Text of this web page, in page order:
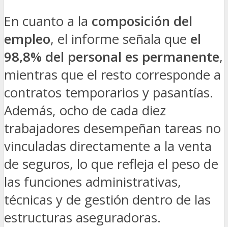
En cuanto a la composición del
empleo, el informe señala que el
98,8% del personal es permanente,
mientras que el resto corresponde a
contratos temporarios y pasantías.
Además, ocho de cada diez
trabajadores desempeñan tareas no
vinculadas directamente a la venta
de seguros, lo que refleja el peso de
las funciones administrativas,
técnicas y de gestión dentro de las
estructuras aseguradoras.